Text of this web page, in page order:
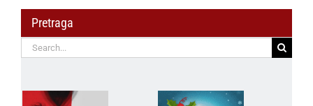
Pretraga
Search
for: